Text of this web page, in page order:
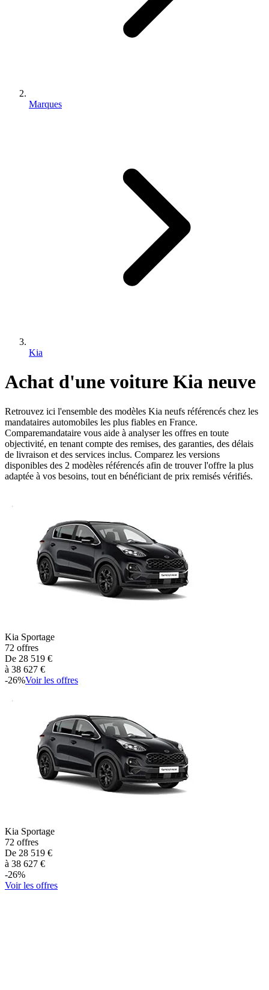
Marques
Kia
Achat d'une voiture Kia neuve
Retrouvez ici l'ensemble des modèles Kia neufs référencés chez les
mandataires automobiles les plus fiables en France.
Comparemandataire vous aide à analyser les offres en toute
objectivité, en tenant compte des remises, des garanties, des délais
de livraison et des services inclus. Comparez les versions
disponibles des 2 modèles référencés afin de trouver l'offre la plus
adaptée à vos besoins, tout en bénéficiant de prix remisés vérifiés.
Kia Sportage
72 offres
De 28 519 €
à 38 627 €
-26%Voir les offres
Kia Sportage
72 offres
De 28 519 €
à 38 627 €
-26%
Voir les offres